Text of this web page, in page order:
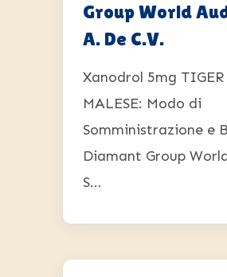
Group World
A. De C.V.
Xanodrol 5mg TIGER
MALESE: Modo di
Somministrazione e
Diamant Group
S...